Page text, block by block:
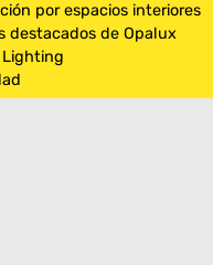
por espacios interiores
destacados de Opalux